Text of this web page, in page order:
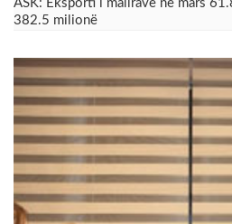
ASK: Eksporti i mallrave në mars
382.5 milionë